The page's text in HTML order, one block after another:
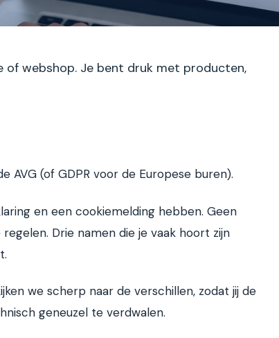
of webshop. Je bent druk met producten,
AVG (of GDPR voor de Europese buren).
en een cookiemelding hebben. Geen
Drie namen die je vaak hoort zijn
we scherp naar de verschillen, zodat jij de
geneuzel te verdwalen.